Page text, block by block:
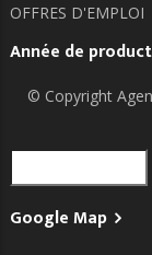
OFFRES D'EMPLOI
Année de
© Copyright
Google Map